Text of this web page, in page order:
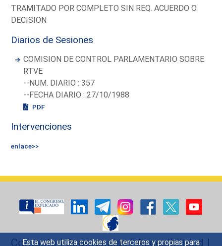
Esta web utiliza cookies de terceros y propias para
TRAMITADO POR COMPLETO SIN REQ. ACUERDO O
DECISION
Diarios de Sesiones
COMISION DE CONTROL PARLAMENTARIO SOBRE
RTVE
--NUM. DIARIO : 357
--FECHA DIARIO : 27/10/1988
PDF
Intervenciones
enlace>>
Contacto|Sugerencias|Accesibilidad |